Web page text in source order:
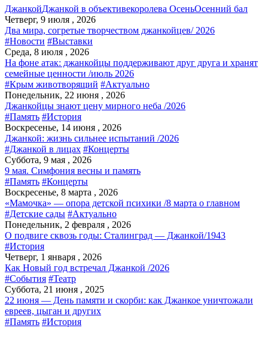
ДжанкойДжанкой в объективекоролева ОсеньОсенний бал
Четверг, 9 июля , 2026
Два мира, согретые творчеством джанкойцев/ 2026
#Новости #Выставки
Среда, 8 июля , 2026
На фоне атак: джанкойцы поддерживают друг друга и хранят
семейные ценности /июль 2026
#Крым животворящий #Актуально
Понедельник, 22 июня , 2026
Джанкойцы знают цену мирного неба /2026
#Память #История
Воскресенье, 14 июня , 2026
Джанкой: жизнь сильнее испытаний /2026
#Джанкой в лицах #Концерты
Суббота, 9 мая , 2026
9 мая. Симфония весны и память
#Память #Концерты
Воскресенье, 8 марта , 2026
«Мамочка» — опора детской психики /8 марта о главном
#Детские сады #Актуально
Понедельник, 2 февраля , 2026
О подвиге сквозь годы: Сталинград — Джанкой/1943
#История
Четверг, 1 января , 2026
Как Новый год встречал Джанкой /2026
#События #Театр
Суббота, 21 июня , 2025
22 июня — День памяти и скорби: как Джанкое уничтожали
евреев, цыган и других
#Память #История